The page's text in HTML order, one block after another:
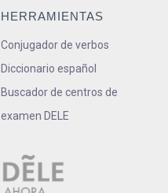
HERRAMIENTAS
Conjugador de verbos
Diccionario español
Buscador de centros de
examen DELE